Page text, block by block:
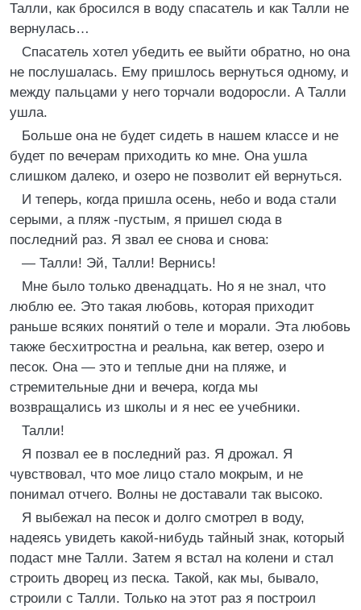
Талли, как бросился в воду спасатель и как Талли не
вернулась…
Спасатель хотел убедить ее выйти обратно, но она
не послушалась. Ему пришлось вернуться одному, и
между пальцами у него торчали водоросли. А Талли
ушла.
Больше она не будет сидеть в нашем классе и не
будет по вечерам приходить ко мне. Она ушла
слишком далеко, и озеро не позволит ей вернуться.
И теперь, когда пришла осень, небо и вода стали
серыми, а пляж -пустым, я пришел сюда в
последний раз. Я звал ее снова и снова:
— Талли! Эй, Талли! Вернись!
Мне было только двенадцать. Но я не знал, что
люблю ее. Это такая любовь, которая приходит
раньше всяких понятий о теле и морали. Эта любовь
также бесхитростна и реальна, как ветер, озеро и
песок. Она — это и теплые дни на пляже, и
стремительные дни и вечера, когда мы
возвращались из школы и я нес ее учебники.
Талли!
Я позвал ее в последний раз. Я дрожал. Я
чувствовал, что мое лицо стало мокрым, и не
понимал отчего. Волны не доставали так высоко.
Я выбежал на песок и долго смотрел в воду,
надеясь увидеть какой-нибудь тайный знак, который
подаст мне Талли. Затем я встал на колени и стал
строить дворец из песка. Такой, как мы, бывало,
строили с Талли. Только на этот раз я построил